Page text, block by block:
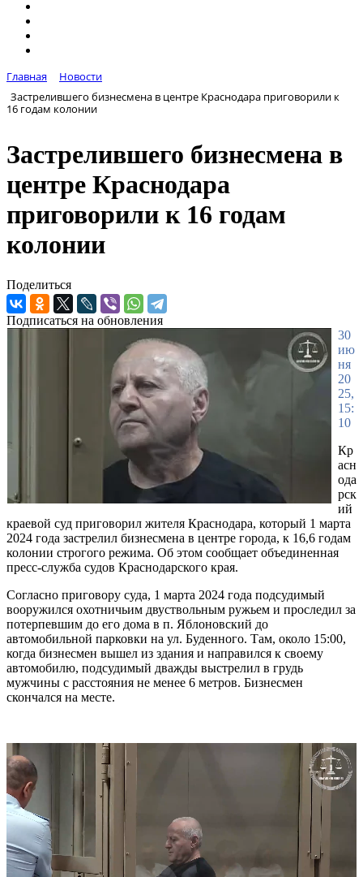
Главная
Новости
Застрелившего бизнесмена в центре Краснодара приговорили к
16 годам колонии
Застрелившего бизнесмена в
центре Краснодара
приговорили к 16 годам
колонии
Поделиться
Подписаться на обновления
30
ию
ня
20
25,
15:
10
Кр
асн
ода
рск
ий
краевой суд приговорил жителя Краснодара, который 1 марта
2024 года застрелил бизнесмена в центре города, к 16,6 годам
колонии строгого режима. Об этом сообщает объединенная
пресс-служба судов Краснодарского края.
Согласно приговору суда, 1 марта 2024 года подсудимый
вооружился охотничьим двуствольным ружьем и проследил за
потерпевшим до его дома в п. Яблоновский до
автомобильной парковки на ул. Буденного. Там, около 15:00,
когда бизнесмен вышел из здания и направился к своему
автомобилю, подсудимый дважды выстрелил в грудь
мужчины с расстояния не менее 6 метров. Бизнесмен
скончался на месте.